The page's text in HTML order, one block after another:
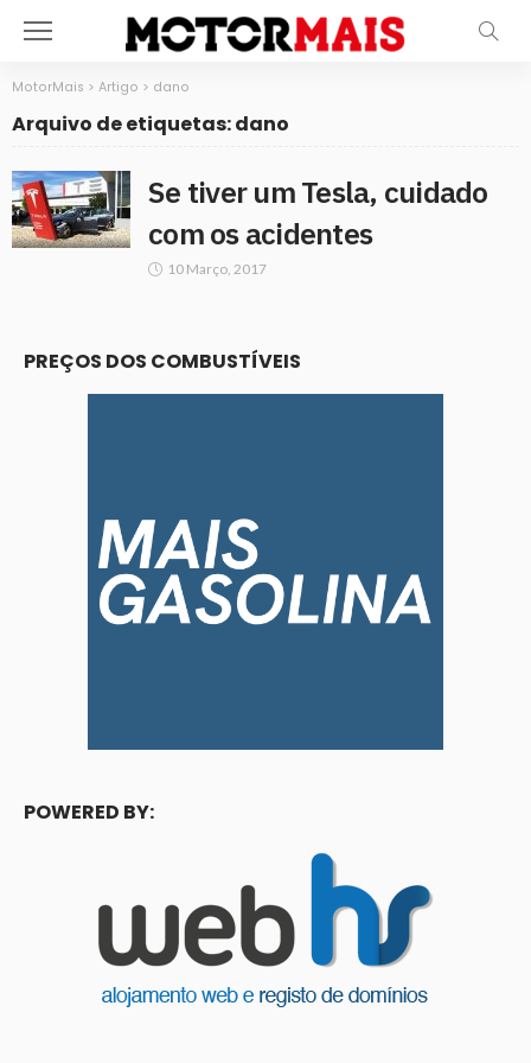
MotorMais > Artigo > dano
Arquivo de etiquetas: dano
Se tiver um Tesla, cuidado
com os acidentes
10 Março, 2017
PREÇOS DOS COMBUSTÍVEIS
POWERED BY: